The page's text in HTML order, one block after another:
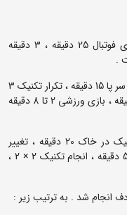
روز شنبه : دویدن 2 کیلومتر ، تمرین بدنسازی فوتبال 25 دقیقه ، 3 دقیقه
روز دوشنبه : نرمش 15 دقیقه ، آموزش دفاع در سر پا 15 دقیقه ، تکرار تکنیک 3
× 3 ، انجام تکنیک خاک 1 × 2 ، استراحت 3 دقیقه ، بازی ورزشی 2 تا 8 دقیقه
روز چهارشنبه : نرمش 15 دقیقه ، آموزش تکنیک در خاک 20 دقیقه ، تغییر
حالت با غلتیدن ، مرور فن 5 × 2 ، استراحت 5 دقیقه ، انجام تکنیک 2 × 2 ،
انجام شد . به ترتیب زیر :